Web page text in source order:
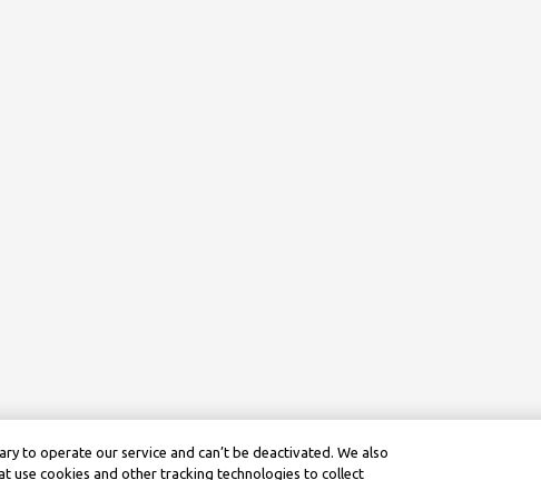
to operate our service and can’t be deactivated. We also
use cookies and other tracking technologies to collect